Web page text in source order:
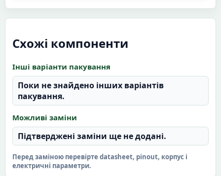
Схожі компоненти
Інші варіанти пакування
Поки не знайдено інших варіантів
пакування.
Можливі заміни
Підтверджені заміни ще не додані.
Перед заміною перевірте datasheet, pinout, корпус і
електричні параметри.